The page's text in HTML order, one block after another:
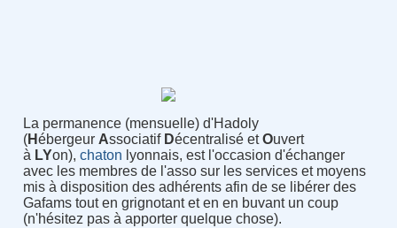
La permanence (mensuelle) d'Hadoly
(Hébergeur Associatif Décentralisé etOuvert
à LYon), chaton lyonnais, est l'occasion d'échanger
avec les membres de l'asso sur les services et moyens
mis à disposition des adhérents afin de se libérer des
Gafams tout en grignotant et en en buvant un coup
(n'hésitez pas à apporter quelque chose).